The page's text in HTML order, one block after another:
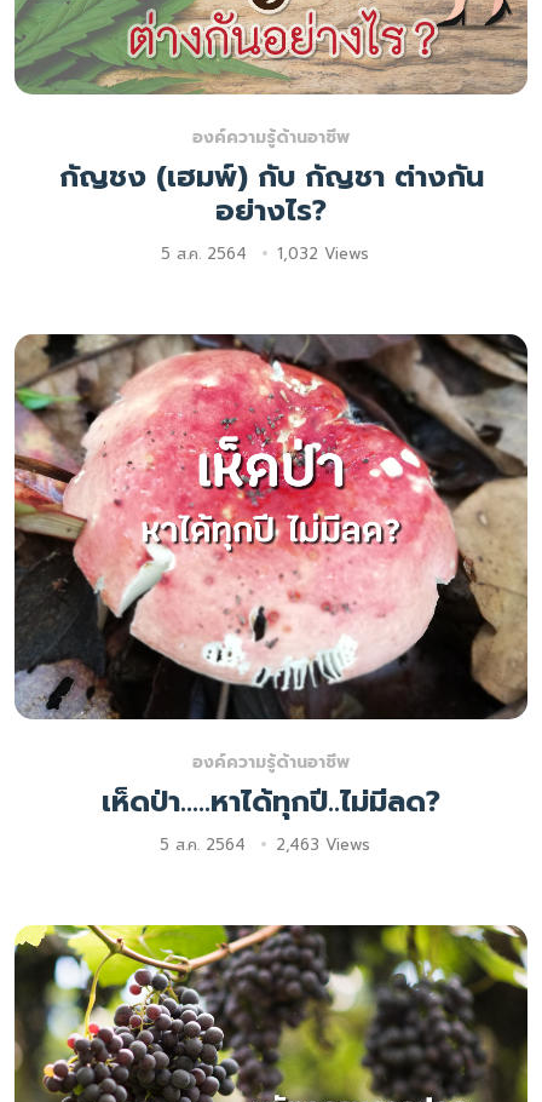
องค์ความรู้ด้านอาชีพ
กัญชง (เฮมพ์) กับ กัญชา ต่างกัน
อย่างไร?
5 ส.ค. 2564 1,032 Views
องค์ความรู้ด้านอาชีพ
เห็ดป่า.....หาได้ทุกปี..ไม่มีลด?
5 ส.ค. 2564 2,463 Views